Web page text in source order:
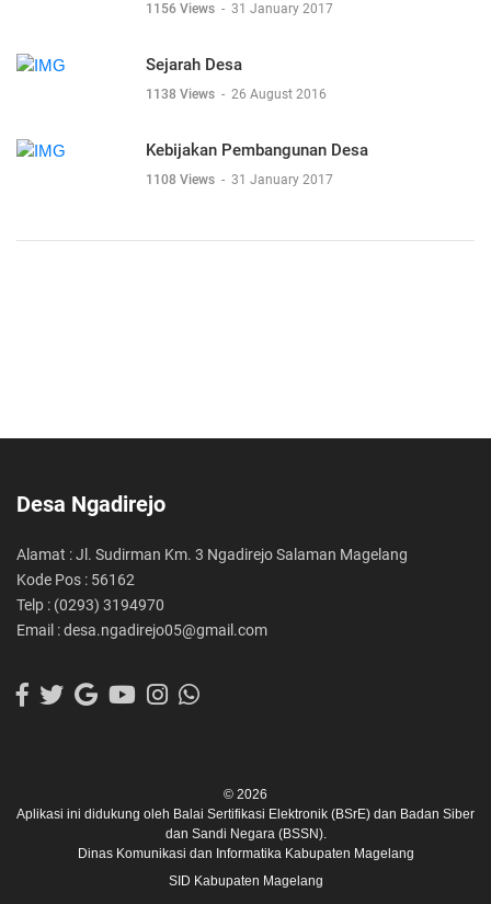
1156 Views - 31 January 2017
Sejarah Desa
1138 Views - 26 August 2016
Kebijakan Pembangunan Desa
1108 Views - 31 January 2017
Desa Ngadirejo
Alamat : Jl. Sudirman Km. 3 Ngadirejo Salaman Magelang
Kode Pos : 56162
Telp : (0293) 3194970
Email : desa.ngadirejo05@gmail.com
© 2026
Aplikasi ini didukung oleh Balai Sertifikasi Elektronik (BSrE) dan Badan Siber
dan Sandi Negara (BSSN).
Dinas Komunikasi dan Informatika Kabupaten Magelang
SID Kabupaten Magelang